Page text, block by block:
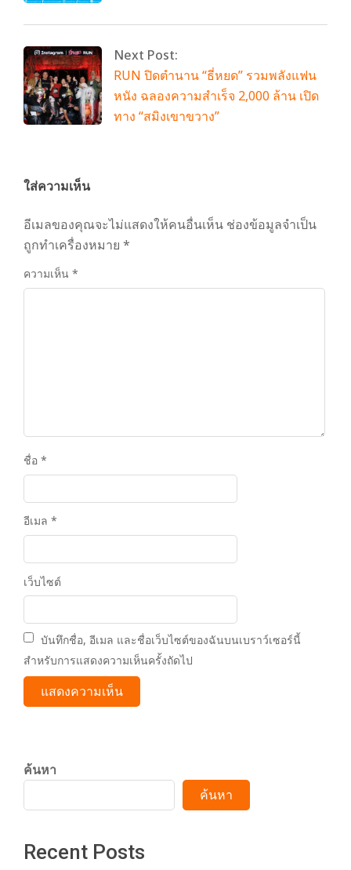
Next Post:
RUN ปิดตำนาน “ธี่หยด” รวมพลังแฟน
หนัง ฉลองความสำเร็จ 2,000 ล้าน เปิด
ทาง “สมิงเขาขวาง”
ใส่ความเห็น
อีเมลของคุณจะไม่แสดงให้คนอื่นเห็น ช่องข้อมูลจำเป็น
ถูกทำเครื่องหมาย *
ความเห็น *
ชื่อ *
อีเมล *
เว็บไซต์
บันทึกชื่อ, อีเมล และชื่อเว็บไซต์ของฉันบนเบราว์เซอร์นี้
สำหรับการแสดงความเห็นครั้งถัดไป
ค้นหา
ค้นหา
Recent Posts